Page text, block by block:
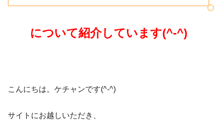
について紹介しています(^-^)
​こんにちは。ケチャンです(^-^)
サイトにお越しいただき、